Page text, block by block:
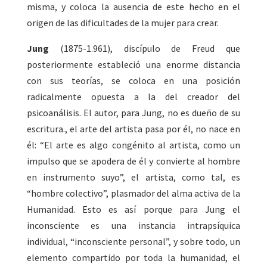
misma, y coloca la ausencia de este hecho en el
origen de las dificultades de la mujer para crear.
Jung (1875-1.961), discípulo de Freud que
posteriormente estableció una enorme distancia
con sus teorías, se coloca en una posición
radicalmente opuesta a la del creador del
psicoanálisis. El autor, para Jung, no es dueño de su
escritura., el arte del artista pasa por él, no nace en
él: “El arte es algo congénito al artista, como un
impulso que se apodera de él y convierte al hombre
en instrumento suyo”, el artista, como tal, es
“hombre colectivo”, plasmador del alma activa de la
Humanidad. Esto es así porque para Jung el
inconsciente es una instancia intrapsíquica
individual, “inconsciente personal”, y sobre todo, un
elemento compartido por toda la humanidad, el